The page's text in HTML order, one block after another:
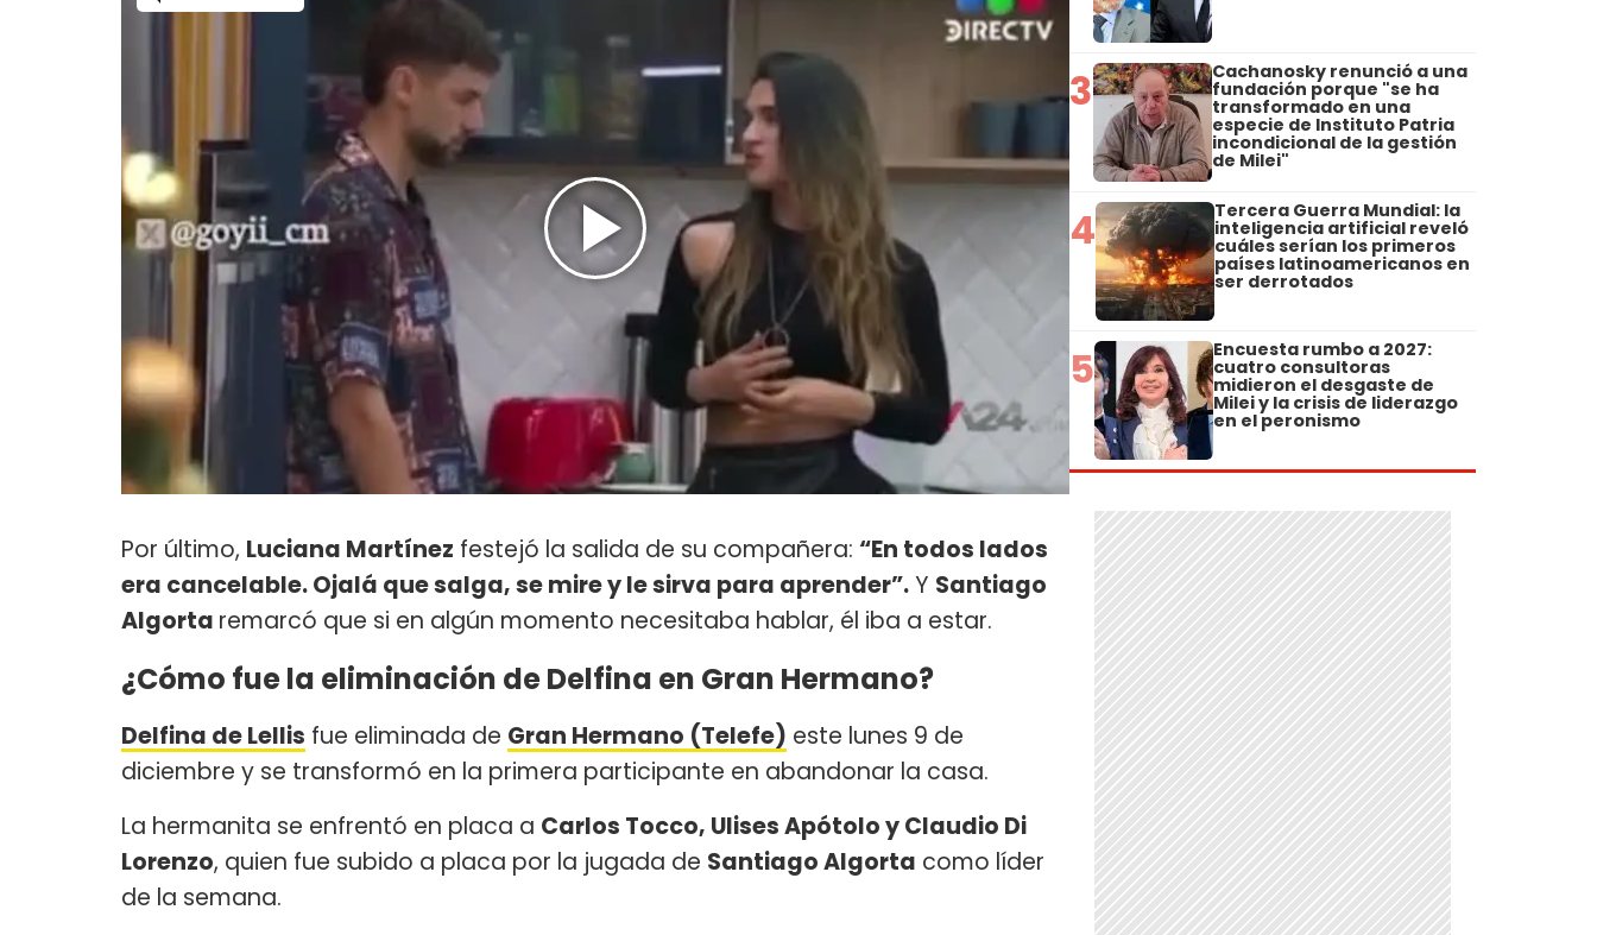
Por último, Luciana Martínez festejó la salida de su compañera: “En todos lados
era cancelable. Ojalá que salga, se mire y le sirva para aprender”.Y Santiago
Algorta remarcó que si en algún momento necesitaba hablar, él iba a estar.
¿Cómo fue la eliminación de Delfina en Gran Hermano?
Delfina de Lellis fue eliminada de Gran Hermano (Telefe) este lunes 9 de
diciembre y se transformó en la primera participante en abandonar la casa.
La hermanita se enfrentó en placa a Carlos Tocco, Ulises Apótolo y Claudio Di
Lorenzo, quien fue subido a placa por la jugada de Santiago Algorta como líder
de la semana.
3 Cachanosky renunció a una
fundación porque "se ha
transformado en una
especie de Instituto Patria
incondicional de la gestión
de Milei"
4 Tercera Guerra Mundial: la
inteligencia artificial reveló
cuáles serían los primeros
países latinoamericanos en
ser derrotados
5 Encuesta rumbo a 2027:
cuatro consultoras
midieron el desgaste de
Milei y la crisis de liderazgo
en el peronismo